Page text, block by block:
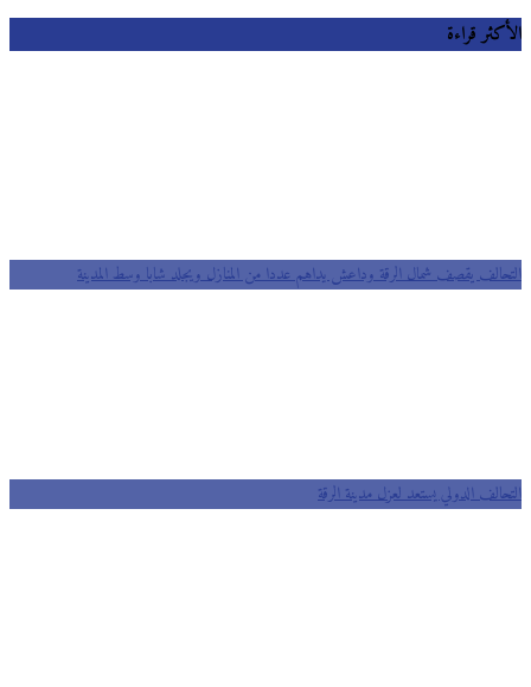
الأكثر قراءة
التحالف يقصف شمال الرقة وداعش يداهم عددا من المنازل ويجلد شابا وسط المدينة
التحالف الدولي يستعد لعزل مدينة الرقة